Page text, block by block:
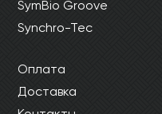
SymBio Groove
Synchro-Tec
Оплата
Доставка